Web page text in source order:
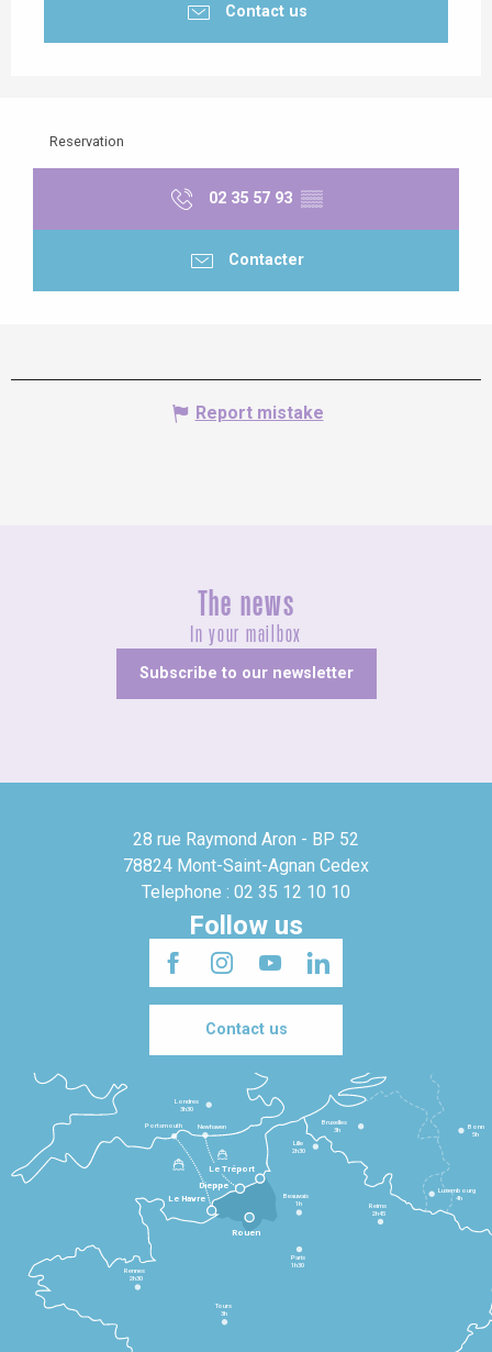
Contact us
Reservation
02 35 57 93 ▒▒
Contacter
Report mistake
The news
In your mailbox
Subscribe to our newsletter
28 rue Raymond Aron - BP 52
78824 Mont-Saint-Agnan Cedex
Telephone : 02 35 12 10 10
Follow us
Contact us
Le Havre
Dieppe
Le Tréport
Rennes
2h30
Tours
3h
Paris
1h30
Beauvais
1h
Reims
2h45
Lille
2h30
Bruxelles
3h
Londres
3h30
Newhaven
Portsmouth
Bonn
5h
Luxembourg
4h
Rouen